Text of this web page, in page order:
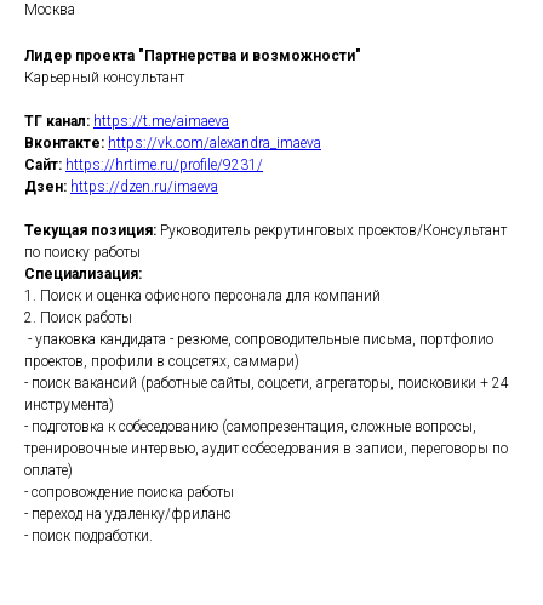
Москва
Лидер проекта "Партнерства и возможности"
Карьерный консультант
ТГ канал: https://t.me/aimaeva
Вконтакте: https://vk.com/alexandra_imaeva
Сайт: https://hrtime.ru/profile/9231/
Дзен: https://dzen.ru/imaeva
Текущая позиция: Руководитель рекрутинговых проектов/Консультант
по поиску работы
Специализация:
1. Поиск и оценка офисного персонала для компаний
2. Поиск работы
- упаковка кандидата - резюме, сопроводительные письма, портфолио
проектов, профили в соцсетях, саммари)
- поиск вакансий (работные сайты, соцсети, агрегаторы, поисковики + 24
инструмента)
- подготовка к собеседованию (самопрезентация, сложные вопросы,
тренировочные интервью, аудит собеседования в записи, переговоры по
оплате)
- сопровождение поиска работы
- переход на удаленку/фриланс
- поиск подработки.